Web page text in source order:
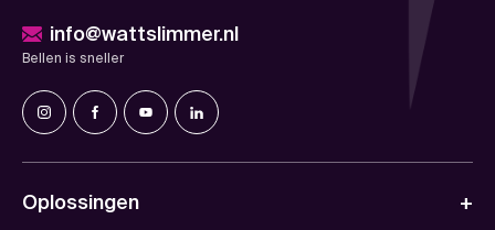
info@wattslimmer.nl
Bellen is sneller
Oplossingen